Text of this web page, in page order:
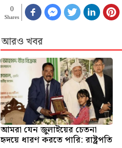
0
Shares
আরও খবর
আমরা যেন জুলাইয়ের চেতনা
হৃদয়ে ধারণ করতে পারি: রাষ্ট্রপতি